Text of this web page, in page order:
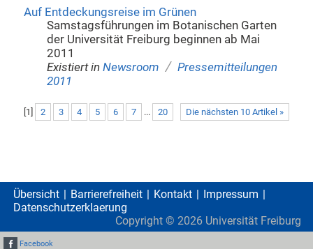
Auf Entdeckungsreise im Grünen
Samstagsführungen im Botanischen Garten
der Universität Freiburg beginnen ab Mai
2011
Existiert in Newsroom / Pressemitteilungen
2011
Die nächsten 10 Artikel »
1 2 3 4 5 6 7 ... 20
Übersicht Barrierefreiheit Kontakt
Impressum
Datenschutzerklaerung
Copyright © 2026 Universität Freiburg
Facebook